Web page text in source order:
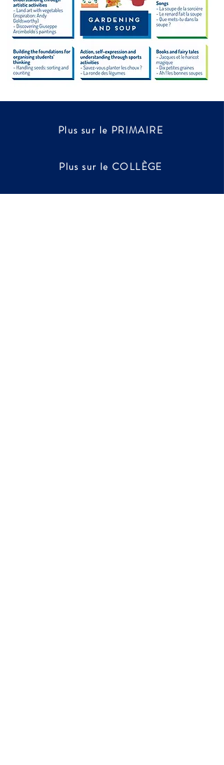
Plus sur le PRIMAIRE
Plus sur le COLLÈGE